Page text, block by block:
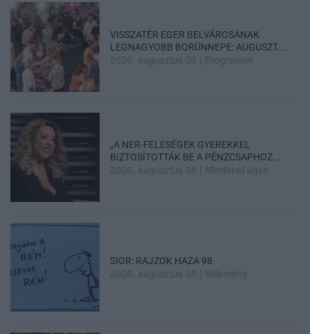
VISSZATÉR EGER BELVÁROSÁNAK
LEGNAGYOBB BORÜNNEPE: AUGUSZT...
2026. augusztus 05 Programok
„A NER-FELESÉGEK GYEREKKEL
BIZTOSÍTOTTÁK BE A PÉNZCSAPHOZ...
2026. augusztus 05 Mindenki ügye
SIOR: RAJZOK HAZA 98.
2026. augusztus 05 Vélemény